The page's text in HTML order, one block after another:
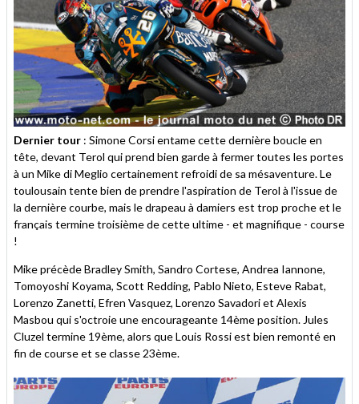
Dernier tour : Simone Corsi entame cette dernière boucle en
tête, devant Terol qui prend bien garde à fermer toutes les portes
à un Mike di Meglio certainement refroidi de sa mésaventure. Le
toulousain tente bien de prendre l'aspiration de Terol à l'issue de
la dernière courbe, mais le drapeau à damiers est trop proche et le
français termine troisième de cette ultime - et magnifique - course
!
Mike précède Bradley Smith, Sandro Cortese, Andrea Iannone,
Tomoyoshi Koyama, Scott Redding, Pablo Nieto, Esteve Rabat,
Lorenzo Zanetti, Efren Vasquez, Lorenzo Savadori et Alexis
Masbou qui s'octroie une encourageante 14ème position. Jules
Cluzel termine 19ème, alors que Louis Rossi est bien remonté en
fin de course et se classe 23ème.